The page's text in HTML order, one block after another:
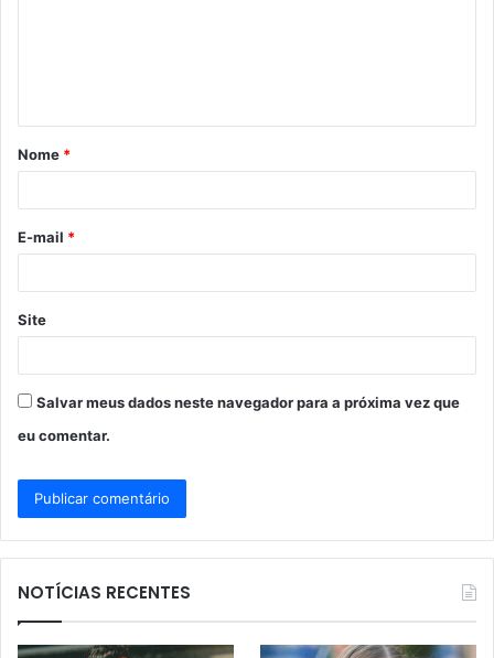
á
r
*
Nome *
E-mail *
Site
Salvar meus dados neste navegador para a próxima vez que
eu comentar.
NOTÍCIAS RECENTES